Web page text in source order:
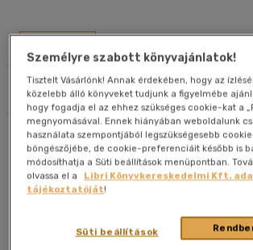
Művei
Szűrés Rendezés
Cím szerint A-Z
Szerző szerint A-Z
Megjelenítés
20 db / oldal
40 db / oldal
Alkalmaz
Összesen3db
Személyre szabott könyvajánlatok!
Tisztelt Vásárlónk! Annak érdekében, hogy az
közelebb álló könyveket tudjunk a figyelmébe
hogy fogadja el az ehhez szükséges cookie-kat a
megnyomásával. Ennek hiányában weboldalunk
használata szempontjából legszükségesebb
böngészőjébe, de cookie-preferenciáit később is
módosíthatja a Süti beállítások menüpontban.
olvassa el a
Libri Könyvkereskedelmi Kft.
tájékoztatóját!
Süti beállítások